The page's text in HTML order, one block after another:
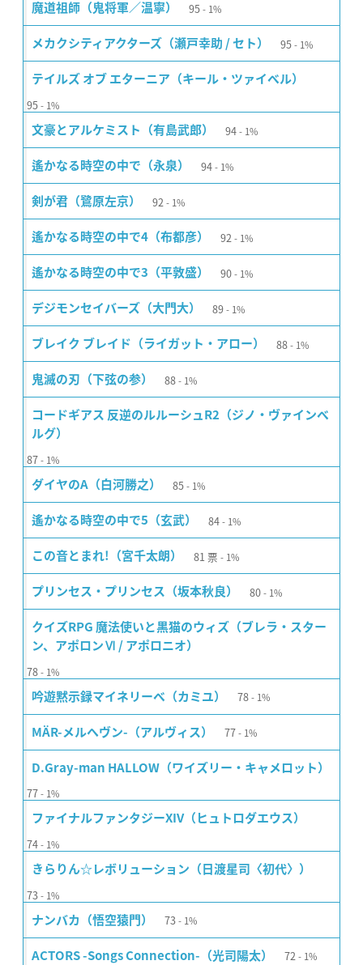
魔道祖師（鬼将軍／温寧） 95 1%
メカクシティアクターズ（瀬戸幸助 / セト） 95 1%
テイルズ オブ エターニア（キール・ツァイベル）
95 1%
文豪とアルケミスト（有島武郎） 94 1%
遙かなる時空の中で（永泉） 94 1%
剣が君（鷺原左京） 92 1%
遙かなる時空の中で4（布都彦） 92 1%
遙かなる時空の中で3（平敦盛） 90 1%
デジモンセイバーズ（大門大） 89 1%
ブレイク ブレイド（ライガット・アロー） 88 1%
鬼滅の刃（下弦の参） 88 1%
コードギアス 反逆のルルーシュR2（ジノ・ヴァインベ
ルグ）
87 1%
ダイヤのA（白河勝之） 85 1%
遙かなる時空の中で5（玄武） 84 1%
この音とまれ!（宮千太朗） 81 票 1%
プリンセス・プリンセス（坂本秋良） 80 1%
クイズRPG 魔法使いと黒猫のウィズ（ブレラ・スター
ン、アポロンⅥ / アポロニオ）
78 1%
吟遊黙示録マイネリーベ（カミユ） 78 1%
MÄR-メルヘヴン-（アルヴィス） 77 1%
D.Gray-man HALLOW（ワイズリー・キャメロット）
77 1%
ファイナルファンタジーXIV（ヒュトロダエウス）
74 1%
きらりん☆レボリューション（日渡星司〈初代〉）
73 1%
ナンバカ（悟空猿門） 73 1%
ACTORS -Songs Connection-（光司陽太） 72 1%